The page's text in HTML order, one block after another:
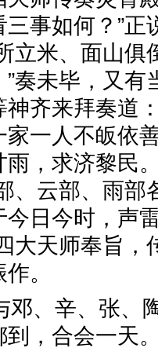
事如何？”
立米、面山
奏未毕，又
神齐来拜奏道
家一人不皈依
，求济黎民
、云部、雨
今日今时，声
大天师奉旨
振作。
邓、辛、张、
到，合会一天